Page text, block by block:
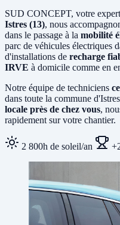
SUD CONCEPT, votre
Istres (13), nous
dans le passage à la mobilité
parc de véhicules électriques
d'installations de recharge
IRVE à domicile comme en
Notre équipe de techniciens
dans toute la commune
locale près de chez vous,
rapidement sur votre chantier.
2 800h de soleil/an